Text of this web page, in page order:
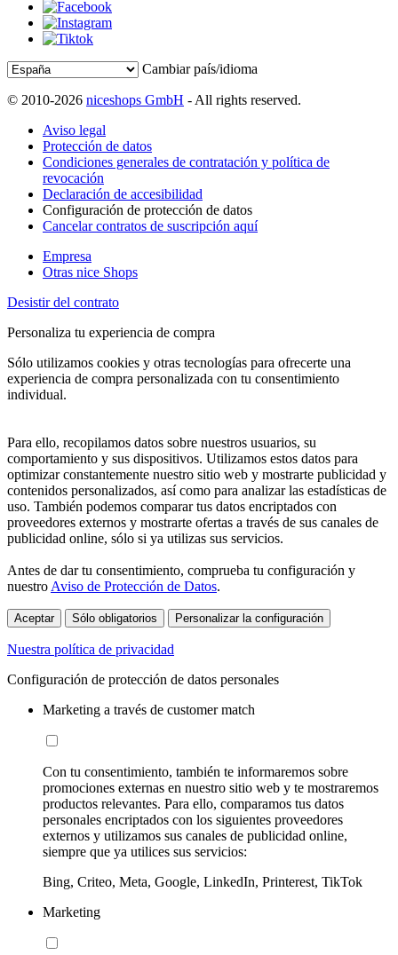
Cambiar país/idioma
© 2010-2026 niceshops GmbH - All rights reserved.
Aviso legal
Protección de datos
Condiciones generales de contratación y política de
revocación
Declaración de accesibilidad
Configuración de protección de datos
Cancelar contratos de suscripción aquí
Empresa
Otras nice Shops
Desistir del contrato
Personaliza tu experiencia de compra
Sólo utilizamos cookies y otras tecnologías para ofrecerte una
experiencia de compra personalizada con tu consentimiento
individual.
Para ello, recopilamos datos sobre nuestros usuarios, su
comportamiento y sus dispositivos. Utilizamos estos datos para
optimizar constantemente nuestro sitio web y mostrarte publicidad y
contenidos personalizados, así como para analizar las estadísticas de
uso. También podemos comparar tus datos encriptados con
proveedores externos y mostrarte ofertas a través de sus canales de
publicidad online, sólo si ya utilizas sus servicios.
Antes de dar tu consentimiento, comprueba tu configuración y
nuestro Aviso de Protección de Datos.
Aceptar Sólo obligatorios Personalizar la configuración
Nuestra política de privacidad
Configuración de protección de datos personales
Marketing a través de customer match
Con tu consentimiento, también te informaremos sobre
promociones externas en nuestro sitio web y te mostraremos
productos relevantes. Para ello, comparamos tus datos
personales encriptados con los siguientes proveedores
externos y utilizamos sus canales de publicidad online,
siempre que ya utilices sus servicios:
Bing, Criteo, Meta, Google, LinkedIn, Printerest, TikTok
Marketing